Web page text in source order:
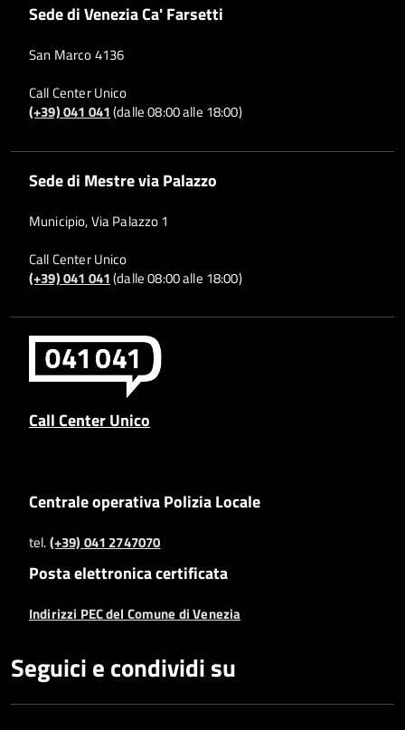
Sede di Venezia Ca' Farsetti
San Marco 4136
Call Center Unico
(+39) 041 041(dalle 08:00 alle 18:00)
Sede di Mestre via Palazzo
Municipio, Via Palazzo 1
Call Center Unico
(+39) 041 041(dalle 08:00 alle 18:00)
Call Center Unico
Centrale operativa Polizia Locale
tel.(+39) 041 2747070
Posta elettronica certificata
Indirizzi PEC del Comune di Venezia
Seguici e condividi su